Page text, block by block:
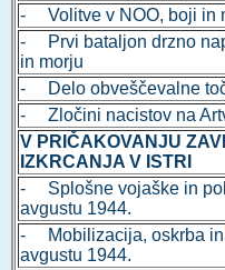
- Volitve v NOO, boji in
- Prvi bataljon drzno
in morju
- Delo obveščevalne
- Zločini nacistov na
V PRIČAKOVANJU
IZKRCANJA V ISTRI
- Splošne vojaške in
avgustu 1944.
- Mobilizacija, oskrba in
avgustu 1944.